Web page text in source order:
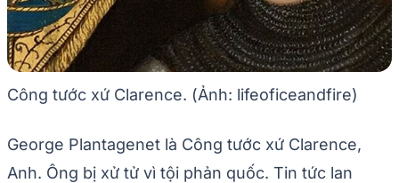
Công tước xứ Clarence. (Ảnh: lifeoficeandfire)
George Plantagenet là Công tước xứ Clarence,
Anh. Ông bị xử tử vì tội phản quốc. Tin tức lan